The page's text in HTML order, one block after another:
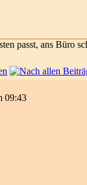
passt, ans Büro
09:43